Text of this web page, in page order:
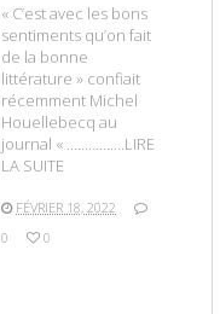
« C’est avec les bons
sentiments qu’on fait
de la bonne
littérature » confiait
récemment Michel
Houellebecq au
journal « …………….LIRE
LA SUITE
FÉVRIER 18, 2022
0
0